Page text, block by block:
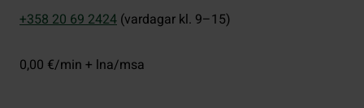
+358 20 69 2424 (vardagar kl. 9–15)
0,00 €/min + lna/msa